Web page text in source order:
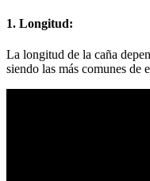
1. Longitud:
La longitud de la caña
siendo las más comunes de